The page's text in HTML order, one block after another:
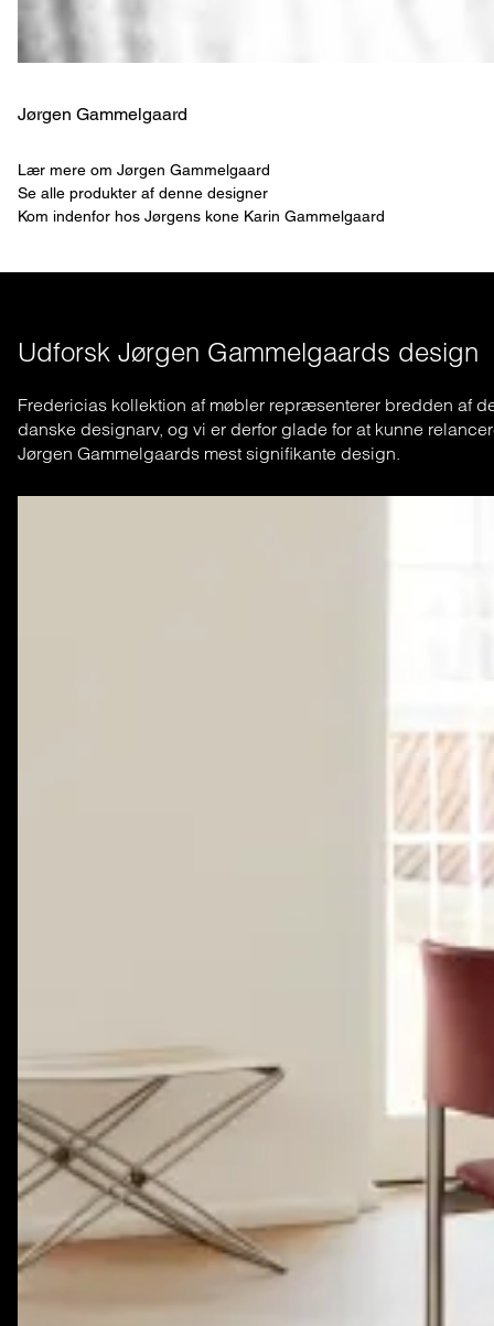
Jørgen Gammelgaard
Lær mere om Jørgen Gammelgaard
Se alle produkter af denne designer
Kom indenfor hos Jørgens kone Karin Gammelgaard
Udforsk Jørgen Gammelgaards design
Fredericias kollektion af møbler repræsenterer bredden af
danske designarv, og vi er derfor glade for at kunne
Jørgen Gammelgaards mest signifikante design.